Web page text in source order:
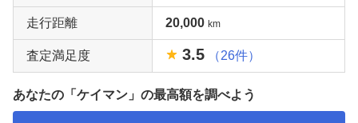
走行距離 20,000 km
査定満足度 3.5 （26件）
あなたの「ケイマン」の最高額を調べよう